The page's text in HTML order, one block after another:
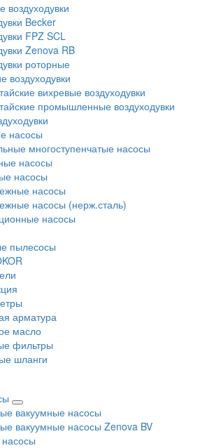
воздуходувки
Becker
FPZ SCL
Zenova RB
роторные
воздуходувки
вихревые воздуходувки
промышленные воздуходувки
насосы
многоступенчатые насосы
насосы
насосы
насосы
насосы (нерж.сталь)
насосы
пылесосы
арматура
масло
фильтры
шланги
вакуумные насосы
вакуумные насосы Zenova BV